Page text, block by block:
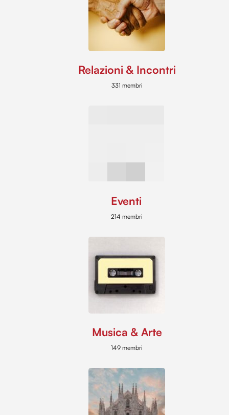
Relazioni & Incontri
331 membri
Eventi
214 membri
Musica & Arte
149 membri